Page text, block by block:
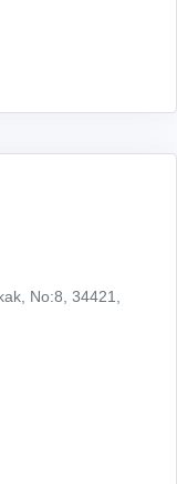
No:8, 34421,